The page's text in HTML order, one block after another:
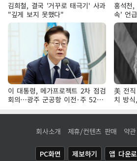
김희철, 결국 '거꾸로 태극기' 사과
"깊게 보지 못했다"
홍석천
속' 언
이 대통령, 메가프로젝트 2차 점검
회의…광주 군공항 이전·주 52시
간 예외 등 논의
美 전
치 방
회사소개 제휴/컨텐츠 판매 약
PC화면 제보하기 앱 다운